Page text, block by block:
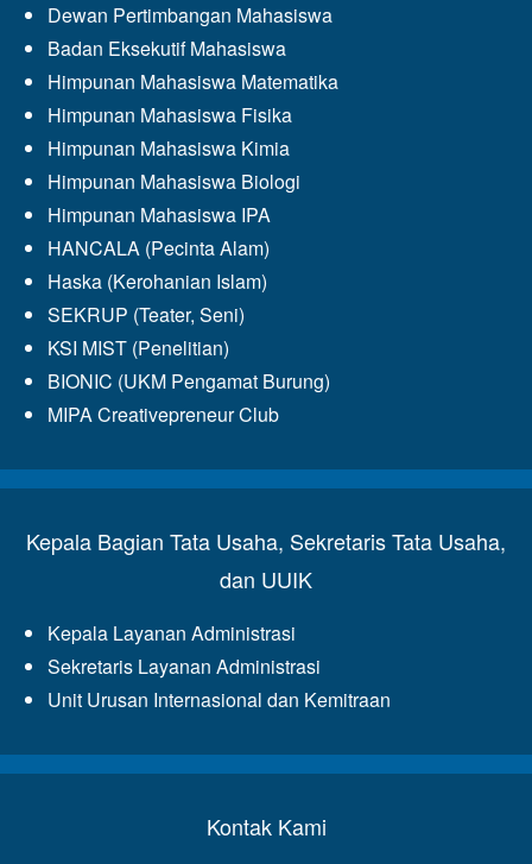
Dewan Pertimbangan Mahasiswa
Badan Eksekutif Mahasiswa
Himpunan Mahasiswa Matematika
Himpunan Mahasiswa Fisika
Himpunan Mahasiswa Kimia
Himpunan Mahasiswa Biologi
Himpunan Mahasiswa IPA
HANCALA (Pecinta Alam)
Haska (Kerohanian Islam)
SEKRUP (Teater, Seni)
KSI MIST (Penelitian)
BIONIC (UKM Pengamat Burung)
MIPA Creativepreneur Club
Kepala Bagian Tata Usaha, Sekretaris Tata Usaha,
dan UUIK
Kepala Layanan Administrasi
Sekretaris Layanan Administrasi
Unit Urusan Internasional dan Kemitraan
Kontak Kami